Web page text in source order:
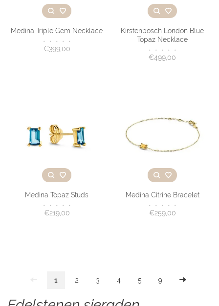
Medina Triple Gem Necklace
• • • • •
€399,00
Kirstenbosch London Blue
Topaz Necklace
• • • • •
€499,00
Medina Topaz Studs
• • • • •
€219,00
Medina Citrine Bracelet
• • • • •
€259,00
1 2 3 4 5 9